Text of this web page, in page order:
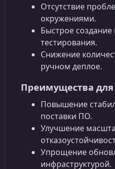
Отсутствие
окружениями.
Быстрое
тестирования.
Снижение
ручном деплое.
Преимущества
Повышение
поставки ПО.
Улучшение
Упрощение
инфраструктурой.